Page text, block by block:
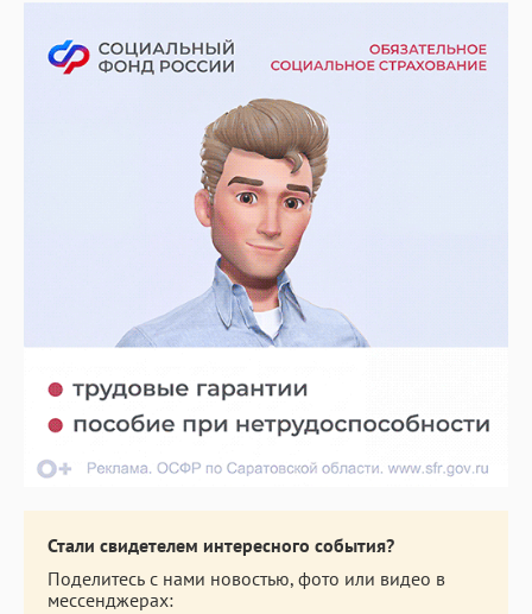
Стали свидетелем интересного события?
Поделитесь с нами новостью, фото или видео в
мессенджерах: